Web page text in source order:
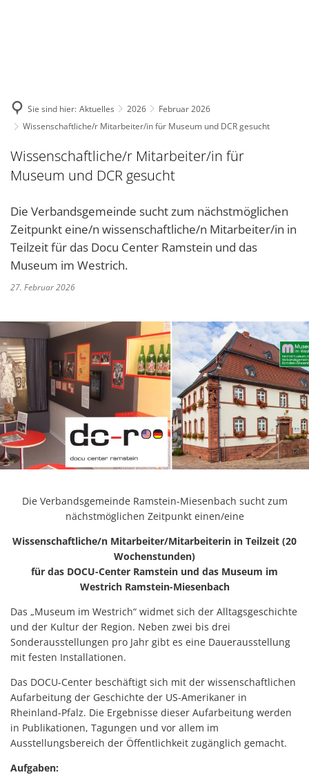
Sie sind hier: Aktuelles 2026
Februar 2026
Wissenschaftliche/r Mitarbeiter/in für Museum und DCR gesucht
Wissenschaftliche/r Mitarbeiter/in für
Museum und DCR gesucht
Die Verbandsgemeinde sucht zum nächstmöglichen
Zeitpunkt eine/n wissenschaftliche/n Mitarbeiter/in in
Teilzeit für das Docu Center Ramstein und das
Museum im Westrich.
27. Februar 2026
Die Verbandsgemeinde Ramstein-Miesenbach sucht zum
nächstmöglichen Zeitpunkt einen/eine
Wissenschaftliche/n Mitarbeiter/Mitarbeiterin in Teilzeit (20
Wochenstunden)
für das DOCU-Center Ramstein und das Museum im
Westrich Ramstein-Miesenbach
Das „Museum im Westrich“ widmet sich der Alltagsgeschichte
und der Kultur der Region. Neben zwei bis drei
Sonderausstellungen pro Jahr gibt es eine Dauerausstellung
mit festen Installationen.
Das DOCU-Center beschäftigt sich mit der wissenschaftlichen
Aufarbeitung der Geschichte der US-Amerikaner in
Rheinland-Pfalz. Die Ergebnisse dieser Aufarbeitung werden
in Publikationen, Tagungen und vor allem im
Ausstellungsbereich der Öffentlichkeit zugänglich gemacht.
Aufgaben: